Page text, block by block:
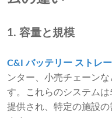
1. 容量と規模
C&I バッテリー ストレ
ンター、小売チェーン
す。これらのシステム
提供され、特定の施設